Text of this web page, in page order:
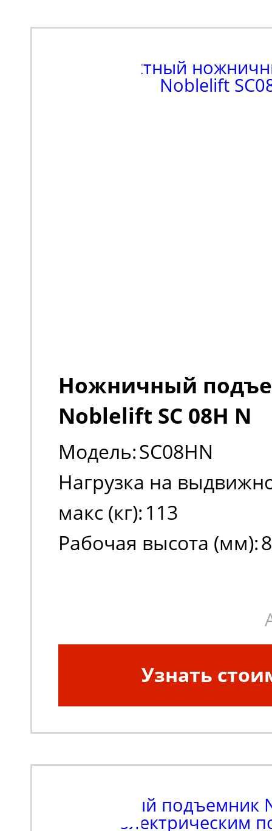
Ножничный
Noblelift SC 08H N
Модель:SC08HN
Нагрузка на
макс (кг): 113
Рабочая высота (мм):
Узнать